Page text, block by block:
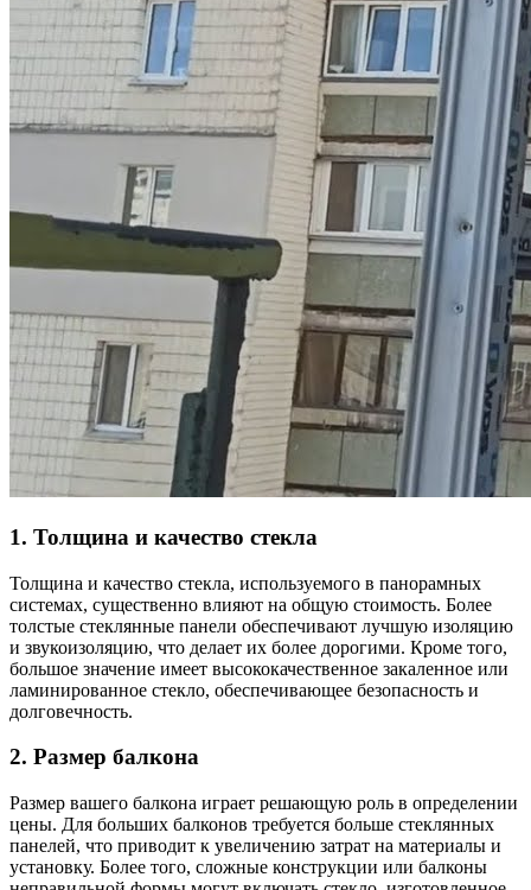
1. Толщина и качество стекла
Толщина и качество стекла, используемого в панорамных
системах, существенно влияют на общую стоимость. Более
толстые стеклянные панели обеспечивают лучшую изоляцию
и звукоизоляцию, что делает их более дорогими. Кроме того,
большое значение имеет высококачественное закаленное или
ламинированное стекло, обеспечивающее безопасность и
долговечность.
2. Размер балкона
Размер вашего балкона играет решающую роль в определении
цены. Для больших балконов требуется больше стеклянных
панелей, что приводит к увеличению затрат на материалы и
установку. Более того, сложные конструкции или балконы